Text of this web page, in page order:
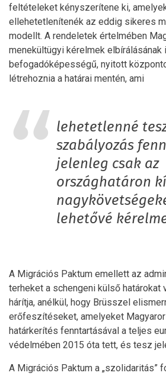
feltételeket kényszerítene ki,
ellehetetlenítenék az eddig sikeres
modellt. A rendeletek értelmében
menekültügyi kérelmek elbírálásának
befogadóképességű, nyitott
létrehoznia a határai mentén, ami
lehetetlenné
szabályozás
jelenleg csak az
országhatáron
lehetővé
A Migrációs Paktum emellett az
terheket a schengeni külső határokat
hárítja, anélkül, hogy Brüsszel
erőfeszítéseket, amelyeket
határkerítés fenntartásával a teljes
védelmében 2015 óta tett, és tesz
A Migrációs Paktum a „szolidaritás”